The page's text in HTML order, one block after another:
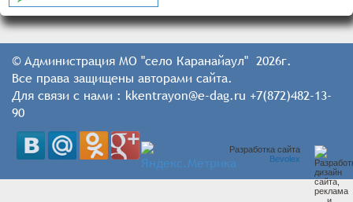
© Администрация МО "село Каранайаул" 2026г.
Все права защищены авторами сайта.
Для связи с нами : kkentrayon@e-dag.ru +7(872)482-13-
90
Разработка сайта
Bevolex